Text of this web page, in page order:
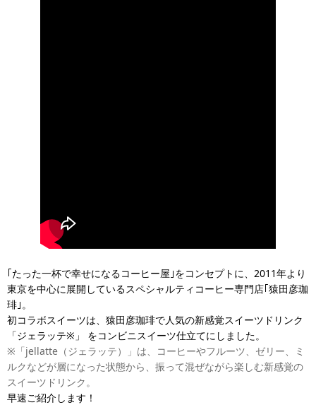
｢たった一杯で幸せになるコーヒー屋｣をコンセプトに、2011年より
東京を中心に展開しているスペシャルティコーヒー専門店｢猿田彦珈
琲｣。
初コラボスイーツは、猿田彦珈琲で人気の新感覚スイーツドリンク
「ジェラッテ※」 をコンビニスイーツ仕立てにしました。
※「jellatte（ジェラッテ）」は、コーヒーやフルーツ、ゼリー、ミ
ルクなどが層になった状態から、振って混ぜながら楽しむ新感覚の
スイーツドリンク。
早速ご紹介します！